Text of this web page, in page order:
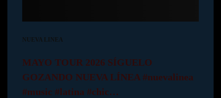
NUEVA LINEA
MAYO TOUR 2026 SÍGUELO
GOZANDO NUEVA LÍNEA #nuevalinea
#music #latina #chic…